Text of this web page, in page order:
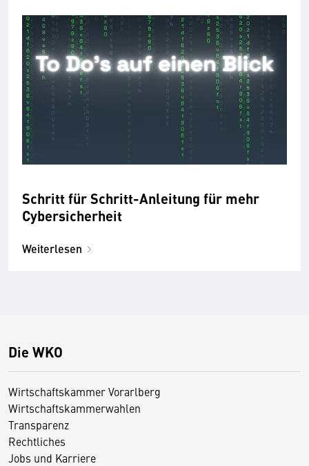
Schritt für Schritt-Anleitung für mehr
Cybersicherheit
Weiterlesen
Die WKO
Wirtschaftskammer Vorarlberg
Wirtschaftskammerwahlen
Transparenz
Rechtliches
Jobs und Karriere